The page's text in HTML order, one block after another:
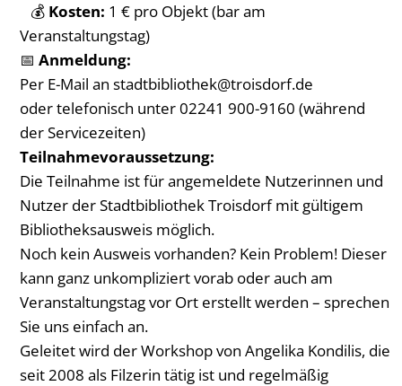
💰 Kosten: 1 € pro Objekt (bar am
Veranstaltungstag)
📅 Anmeldung:
Per E-Mail an stadtbibliothek@troisdorf.de
oder telefonisch unter 02241 900-9160 (während
der Servicezeiten)
Teilnahmevoraussetzung:
Die Teilnahme ist für angemeldete Nutzerinnen und
Nutzer der Stadtbibliothek Troisdorf mit gültigem
Bibliotheksausweis möglich.
Noch kein Ausweis vorhanden? Kein Problem! Dieser
kann ganz unkompliziert vorab oder auch am
Veranstaltungstag vor Ort erstellt werden – sprechen
Sie uns einfach an.
Geleitet wird der Workshop von Angelika Kondilis, die
seit 2008 als Filzerin tätig ist und regelmäßig